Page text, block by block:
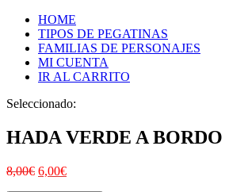
HOME
TIPOS DE PEGATINAS
FAMILIAS DE PERSONAJES
MI CUENTA
IR AL CARRITO
Seleccionado:
HADA VERDE A BORDO
8,00€ 6,00€